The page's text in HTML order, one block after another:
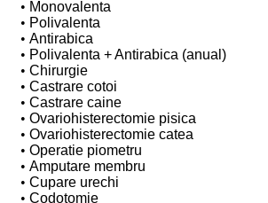
Monovalenta
Polivalenta
Antirabica
Polivalenta + Antirabica (anual)
Chirurgie
Castrare cotoi
Castrare caine
Ovariohisterectomie pisica
Ovariohisterectomie catea
Operatie piometru
Amputare membru
Cupare urechi
Codotomie